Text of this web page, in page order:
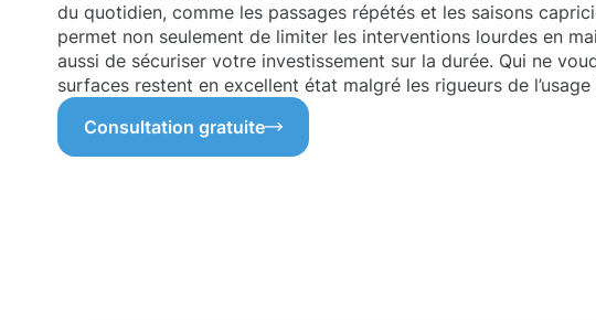
du quotidien, comme les passages répétés et les saisons
permet non seulement de limiter les interventions lourdes en
aussi de sécuriser votre investissement sur la durée. Qui ne
surfaces restent en excellent état malgré les rigueurs de l’usage
Consultation gratuite